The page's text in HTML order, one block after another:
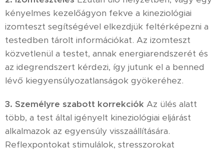
kényelmes kezelőágyon fekve a kineziológiai
izomteszt segítségével elkezdjük feltérképezni a
testedben tárolt információkat. Az izomteszt
közvetlenül a testet, annak energiarendszerét és
az idegrendszert kérdezi, így jutunk el a benned
lévő kiegyensúlyozatlanságok gyökeréhez.
3. Személyre szabott korrekciók Az ülés alatt
több, a test által igényelt kineziológiai eljárást
alkalmazok az egyensúly visszaállítására.
Reflexpontokat stimulálok, stresszorokat